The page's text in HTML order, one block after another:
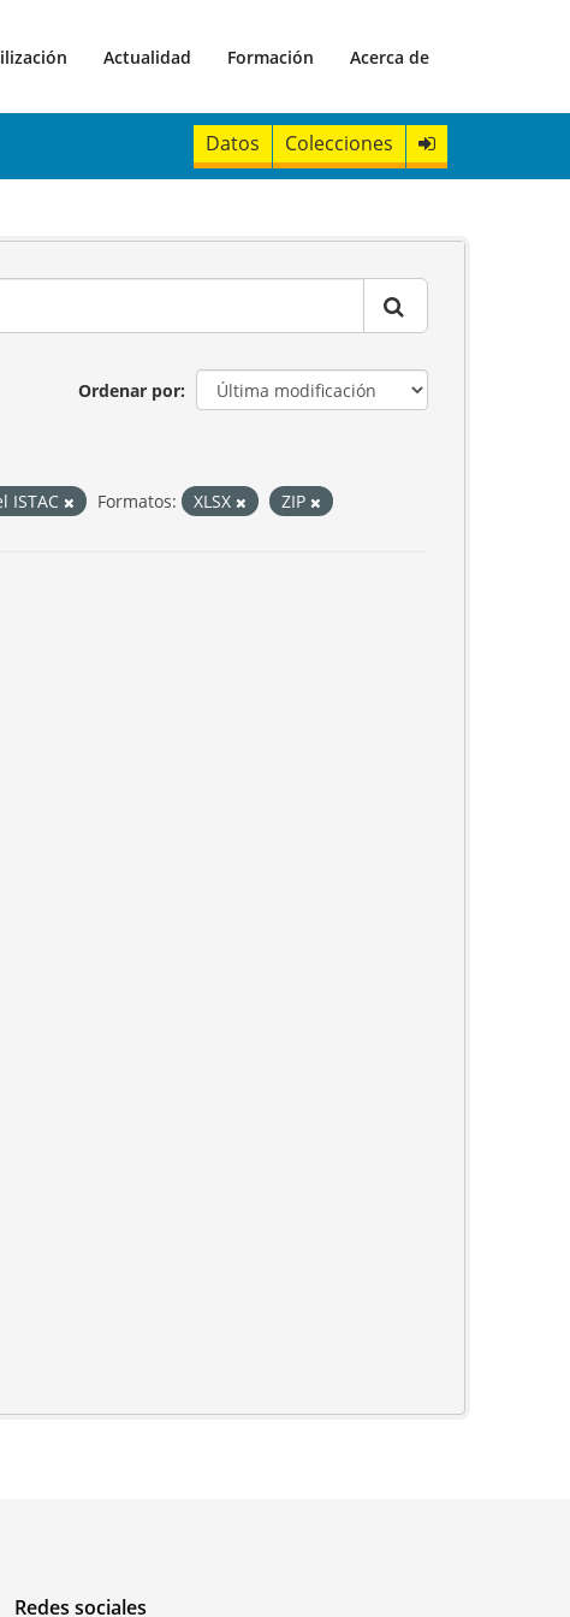
Actualidad Formación Acerca de
Datos Colecciones
Ordenar por
ISTAC Formatos: XLSX ZIP
Redes sociales